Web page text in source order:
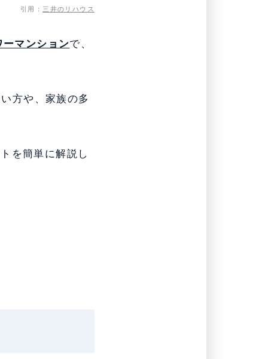
引用： 三井のリハウス
ーマンションで、
方や、家族の多
を簡単に解説し